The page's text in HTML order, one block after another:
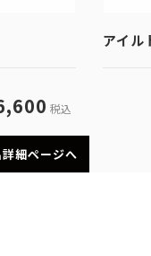
税込
細ページへ
アイル